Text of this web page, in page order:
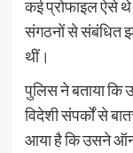
कई प्रोफाइल ऐसे
संगठनों से संबंधित
थीं।
पुलिस ने बताया कि
विदेशी संपर्कों से
आया है कि उसने